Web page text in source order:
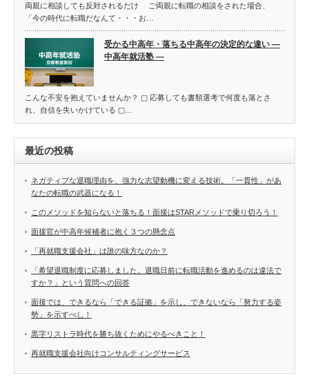
両親に相談しても反対されるだけ ご両親に転職の相談をされた場合、
「今の時代に転職だなんて・・・お…
受かる中高年・落ちる中高年の決定的な違い ―
中高年就活塾 ―
こんな不安を抱えていませんか？ ▢ 応募しても書類選考で何度も落とさ
れ、自信を失いかけている ▢…
最近の投稿
ネガティブな退職理由を、強力な志望動機に変える技術。「一貫性」があ
なたの転職の武器になる！
このメソッドを知らないと落ちる！面接はSTARメソッドで乗り切ろう！
面接官が中高年候補者に抱く３つの懸念点
「再就職支援会社」は誰の味方なのか？
「希望退職制度に応募しました。退職日前に転職活動を進めるのは違法で
すか？」という質問への回答
面接では、できるなら「できる証拠」を示し、できないなら「努力する姿
勢」を示すべし！
黒字リストラ時代を勝ち抜くためにやるべきこと！
再就職支援会社向けコンサルティングサービス